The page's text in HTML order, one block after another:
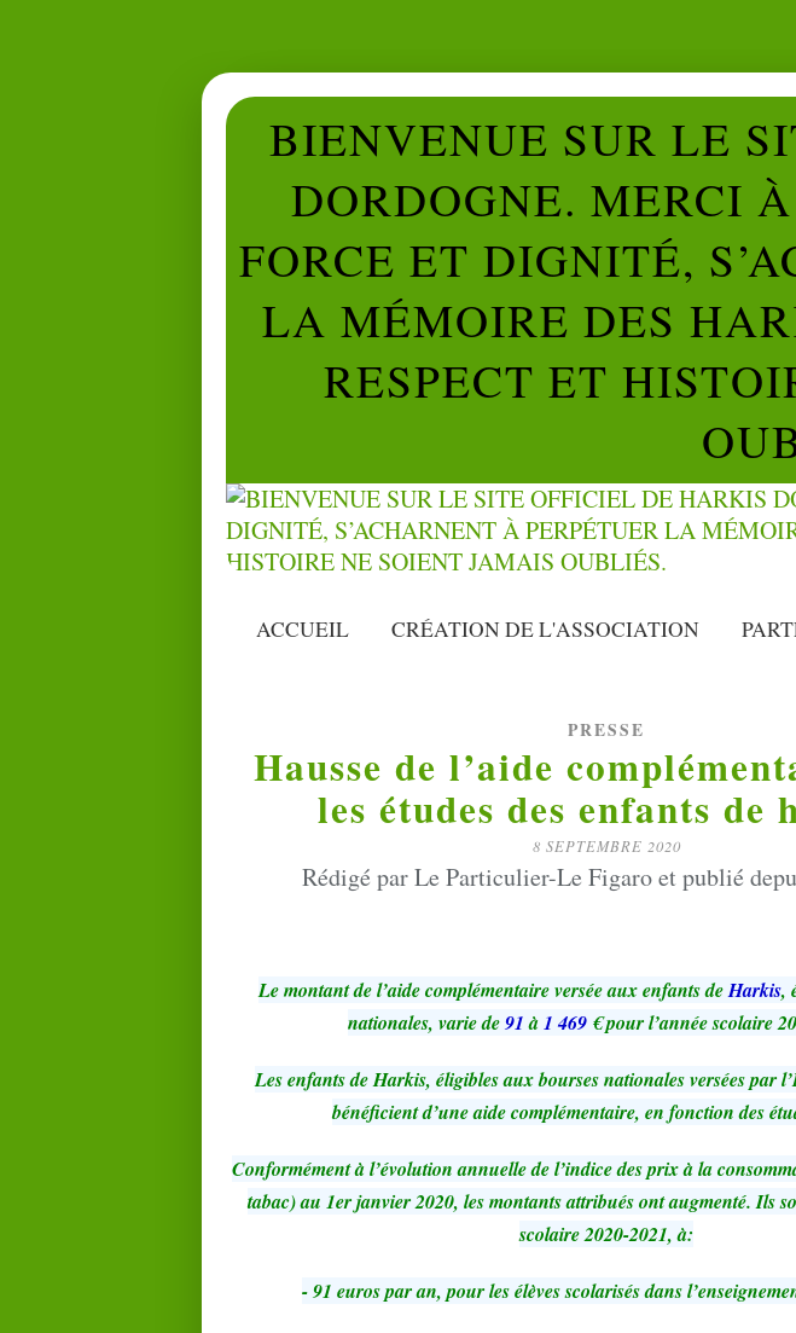
BIENVENUE SUR LE
DORDOGNE. MERCI
FORCE ET DIGNITÉ,
LA MÉMOIRE DES
RESPECT ET
ACCUEIL CRÉATION DE L'ASSOCIATION
PRESSE
Hausse de l’aide
les études des enfants de
8 SEPTEMBRE 2020
Rédigé par Le Particulier-Le Figaro et publié
Le montant de l’aide complémentaire versée aux enfants deHarkis,
nationales, varie de91à1 469 € pour l’année scolaire
Les enfants de Harkis, éligibles aux bourses nationales versées par
bénéficient d’une aide complémentaire, en fonction des
Conformément à l’évolution annuelle de l’indice des prix à la
tabac) au 1er janvier 2020, les montants attribués ont augmenté. Ils
scolaire 2020-2021, à:
- 91 euros par an, pour les élèves scolarisés dans